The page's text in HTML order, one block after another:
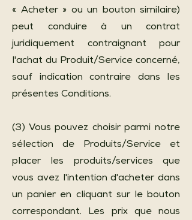
« Acheter » ou un bouton similaire)
peut conduire à un contrat
juridiquement contraignant pour
l'achat du Produit/Service concerné,
sauf indication contraire dans les
présentes Conditions.
(3) Vous pouvez choisir parmi notre
sélection de Produits/Service et
placer les produits/services que
vous avez l'intention d'acheter dans
un panier en cliquant sur le bouton
correspondant. Les prix que nous